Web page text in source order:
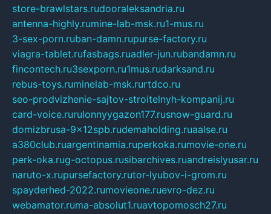
store-brawlstars.rudooraleksandria.ru
antenna-highly.rumine-lab-msk.ru1-mus.ru
3-sex-porn.ruban-damn.rupurse-factory.ru
viagra-tablet.rufasbags.ruadler-jun.rubandamn.ru
fincontech.ru3sexporn.ru1mus.rudarksand.ru
rebus-toys.ruminelab-msk.rurtdco.ru
seo-prodvizhenie-sajtov-stroitelnyh-kompanij.ru
card-voice.rurulonnyygazon177.rusnow-guard.ru
domizbrusa-9x12spb.rudemaholding.ruaalse.ru
a380club.ruargentinamia.ruperkoka.rumovie-one.ru
perk-oka.rug-octopus.rusibarchives.ruandreislyusar.ru
naruto-x.rupursefactory.rutor-lyubov-i-grom.ru
spayderhed-2022.rumovieone.ruevro-dez.ru
webamator.ruma-absolut1.ruavtopomosch27.ru